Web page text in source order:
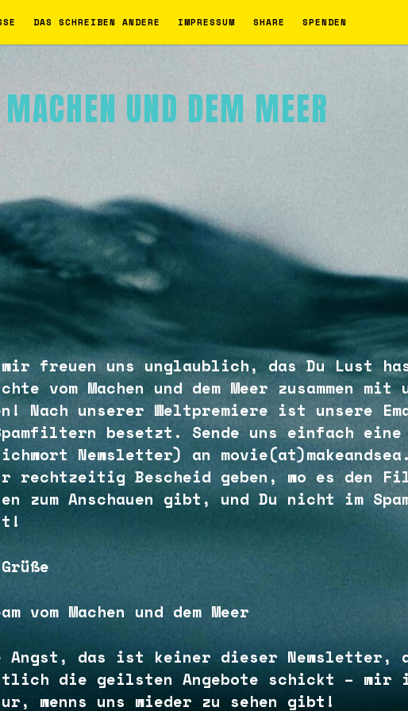
DAS SCHREIBEN ANDERE IMPRESSUM SHARE SPENDEN
UND DEM MEER
freuen uns unglaublich, das Du Lust
vom Machen und dem Meer zusammen mit
Nach unserer Weltpremiere ist unsere
besetzt. Sende uns einfach
Newsletter) an
rechtzeitig Bescheid geben, wo es den
zum Anschauen gibt, und Du nicht im
vom Machen und dem Meer
Angst, das ist keiner dieser Newsletter,
die geilsten Angebote schickt – wir
wenns uns wieder zu sehen gibt!